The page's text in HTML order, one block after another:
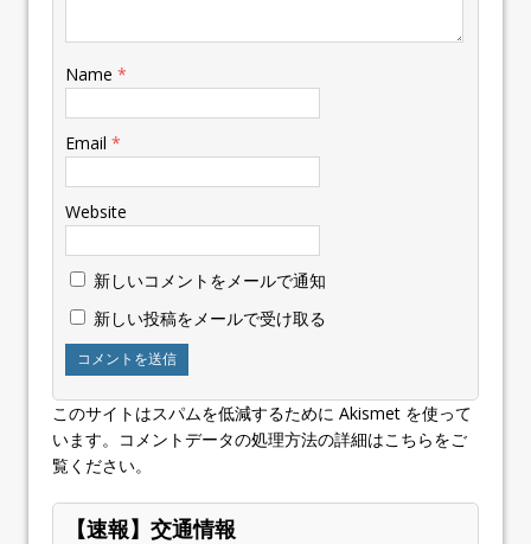
Name *
Email *
Website
新しいコメントをメールで通知
新しい投稿をメールで受け取る
このサイトはスパムを低減するために Akismet を使って
います。 コメントデータの処理方法の詳細はこちらをご
覧ください。
【速報】交通情報